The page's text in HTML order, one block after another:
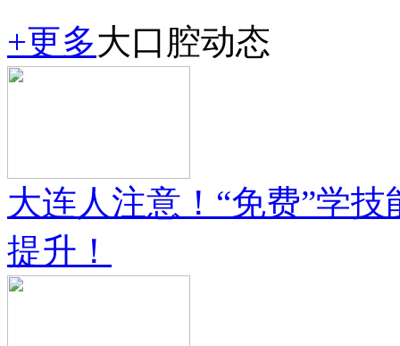
+更多大口腔动态
大连人注意！“免费”学
提升！